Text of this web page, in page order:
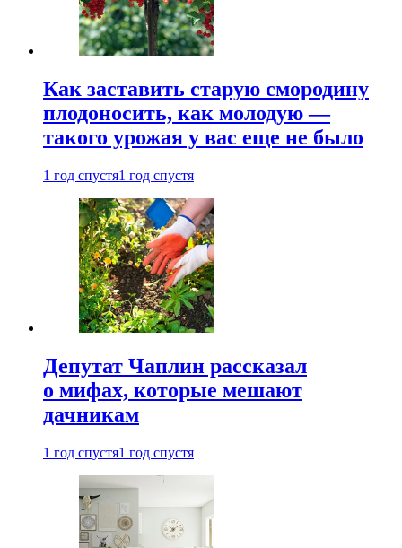
Как заставить старую смородину
плодоносить, как молодую —
такого урожая у вас еще не было
1 год спустя1 год спустя
Депутат Чаплин рассказал
о мифах, которые мешают
дачникам
1 год спустя1 год спустя